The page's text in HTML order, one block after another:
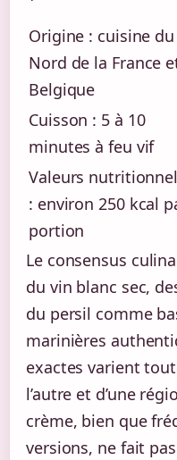
Origine : cuisine du
Nord de la France
Belgique
Cuisson : 5 à 10
minutes à feu vif
Valeurs
: environ 250 kcal
portion
Le consensus
du vin blanc sec,
du persil comme
marinières
exactes varient
l’autre et d’une
crème, bien que
versions, ne fait